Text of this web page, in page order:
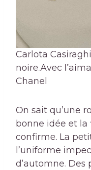
Carlota
noire.Avec
Chanel
On sait qu’une
bonne idée et la
confirme. La
l’uniforme
d’automne. Des